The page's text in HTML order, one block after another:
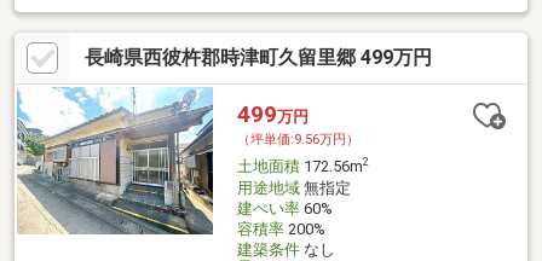
わせください！＜交通アクセス＞●長崎バス「溝上」バス停まで
徒歩7分●JR長与駅まで2.7キロ＜備考＞※現在前面道路を拡張工事
中。7月末頃を完了予定としております。※周辺環境の距離につい
ては経度緯度を用いて計測したものであり、全て概算の距離にな
っております。
長崎県西彼杵郡時津町久留里郷 499万円
499万円
（坪単価:9.56万円）
土地面積172.56m2
用途地域無指定
建ぺい率60%
容積率200%
建築条件なし